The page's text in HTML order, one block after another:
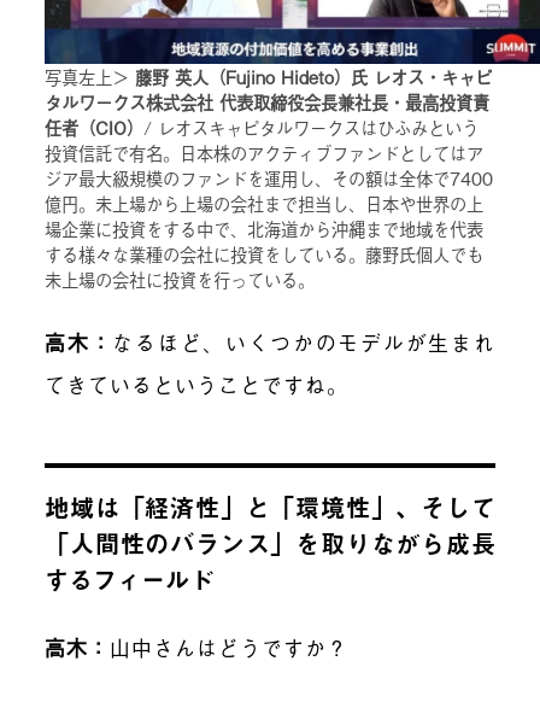
写真左上＞ 藤野 英人（Fujino Hideto）氏 レオス・キャピ
タルワークス株式会社 代表取締役会長兼社長・最高投資責
任者（CIO）/ レオスキャピタルワークスはひふみという
投資信託で有名。日本株のアクティブファンドとしてはア
ジア最大級規模のファンドを運用し、その額は全体で7400
億円。未上場から上場の会社まで担当し、日本や世界の上
場企業に投資をする中で、北海道から沖縄まで地域を代表
する様々な業種の会社に投資をしている。藤野氏個人でも
未上場の会社に投資を行っている。
高木： なるほど、いくつかのモデルが生まれ
てきているということですね。
地域は「経済性」と「環境性」、そして
「人間性のバランス」を取りながら成長
するフィールド
高木： 山中さんはどうですか？